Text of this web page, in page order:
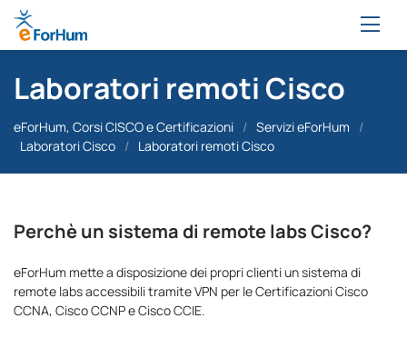
Laboratori remoti Cisco
eForHum, Corsi CISCO e Certificazioni / Servizi eForHum
/
Laboratori Cisco / Laboratori remoti Cisco
Perchè un sistema di remote labs Cisco?
eForHum mette a disposizione dei propri clienti un sistema di
remote labs accessibili tramite VPN per le Certificazioni Cisco
CCNA, Cisco CCNP e Cisco CCIE.